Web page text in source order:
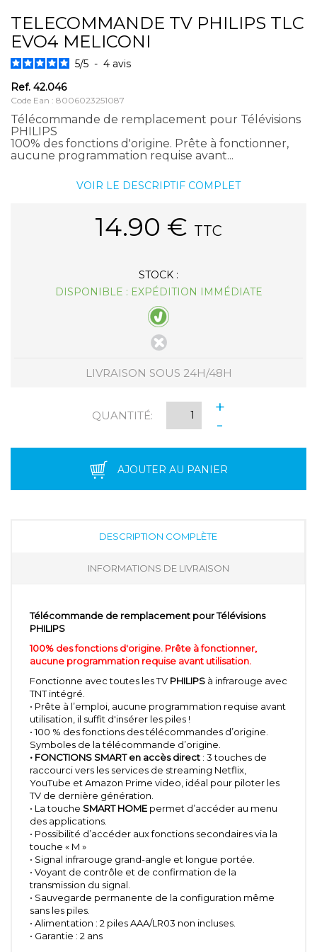
TELECOMMANDE TV PHILIPS TLC
EVO4 MELICONI
5/5 - 4 avis
Ref. 42.046
Code Ean : 8006023251087
Télécommande de remplacement pour Télévisions
PHILIPS
100% des fonctions d'origine. Prête à fonctionner,
aucune programmation requise avant...
VOIR LE DESCRIPTIF COMPLET
14.90 € TTC
STOCK :
DISPONIBLE : EXPÉDITION IMMÉDIATE
LIVRAISON SOUS 24H/48H
QUANTITÉ:
+
-
AJOUTER AU PANIER
DESCRIPTION COMPLÈTE
INFORMATIONS DE LIVRAISON
Télécommande de remplacement pour Télévisions
PHILIPS
100% des fonctions d'origine. Prête à fonctionner,
aucune programmation requise avant utilisation.
Fonctionne avec toutes les TV PHILIPS à infrarouge avec
TNT intégré.
• Prête à l’emploi, aucune programmation requise avant
utilisation, il suffit d'insérer les piles !
• 100 % des fonctions des télécommandes d’origine.
Symboles de la télécommande d’origine.
• FONCTIONS SMART en accès direct : 3 touches de
raccourci vers les services de streaming Netflix,
YouTube et Amazon Prime video, idéal pour piloter les
TV de dernière génération.
• La touche SMART HOME permet d’accéder au menu
des applications.
• Possibilité d’accéder aux fonctions secondaires via la
touche « M »
• Signal infrarouge grand-angle et longue portée.
• Voyant de contrôle et de confirmation de la
transmission du signal.
• Sauvegarde permanente de la configuration même
sans les piles.
• Alimentation : 2 piles AAA/LR03 non incluses.
• Garantie : 2 ans